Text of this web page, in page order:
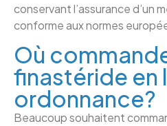
conservant l’assurance d’un
conforme aux normes
Où
finastéride en
ordonnance?
Beaucoup souhaitent